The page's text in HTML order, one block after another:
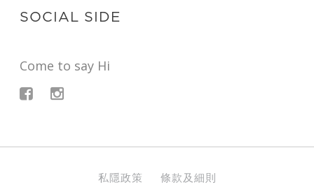
SOCIAL SIDE
Come to say Hi
私隱政策 條款及細則